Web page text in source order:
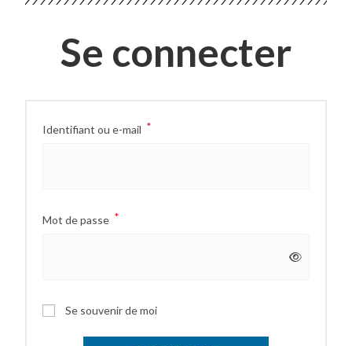
Se connecter
Identifiant ou e-mail *
Mot de passe *
A
Se souvenir de moi